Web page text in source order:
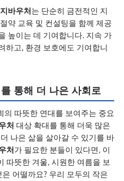
바우처 는 단순히 금전적인 지
약 교육 및 컨설팅을 함께 제공
높이는 데 기여합니다. 지속 가
하고, 환경 보호에도 기여합니
통해 더 나은 사회로
의 따뜻한 연대를 보여주는 중요
처 대상 확대를 통해 더욱 많은
나은 삶을 살아갈 수 있기를 바
처가 필요한 분들이 있다면, 이
따뜻한 겨울, 시원한 여름을 보
어떨까요? 우리 모두의 작은